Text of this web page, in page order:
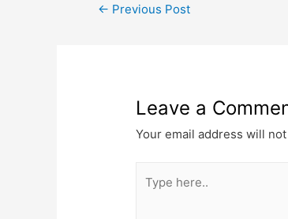
← Previous Post
Leave a
Your email address will